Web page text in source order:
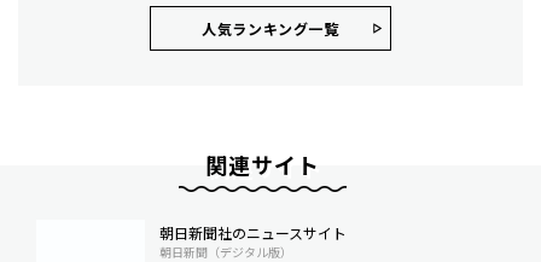
人気ランキング⼀覧
関連サイト
朝日新聞社のニュースサイト
朝日新聞（デジタル版）